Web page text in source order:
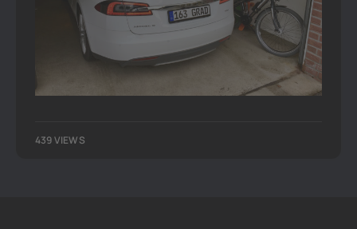
439 VIEWS